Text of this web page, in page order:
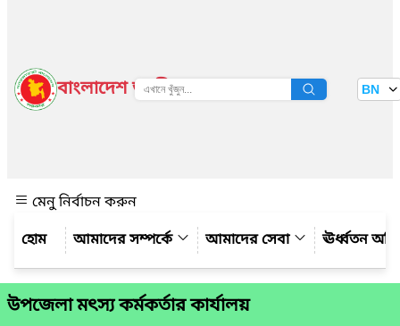
বাংলাদেশ জাতীয় তথ্য বাতায়ন BN
মেনু নির্বাচন করুন
আমাদের সম্পর্কে
আমাদের সেবা ঊর্ধ্বতন
উপজেলা মৎস্য কর্মকর্তার কার্যালয়